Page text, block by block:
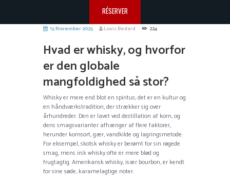
RÉSERVER
15 November 2025 Louis Bedard 224
Hvad er whisky, og hvorfor
er den globale
mangfoldighed så stor?
Whisky er mere end blot en spiritus; det er en kultur og
en håndværkstradition, der strækker sig over
århundreder. Den er lavet ved destillation af korn, og
dens smagsvarianter afhænger af flere faktorer,
herunder kornsort, gær, vandkilde og lagringsmetode.
For eksempel, skotsk whisky er berømt for sin røgede
smag, mens irsk whisky ofte er mere blød og
frugtagtig. Amerikansk whisky, især bourbon, er kendt
for sine søde, karamelagtige noter.